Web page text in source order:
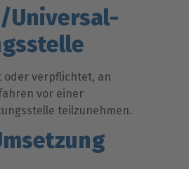
Universal­
verpflichtet, an
vor einer
teilzunehmen.